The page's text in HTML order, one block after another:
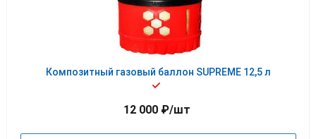
Композитный газовый баллон SUPREME 12,5 л
12 000 ₽/шт